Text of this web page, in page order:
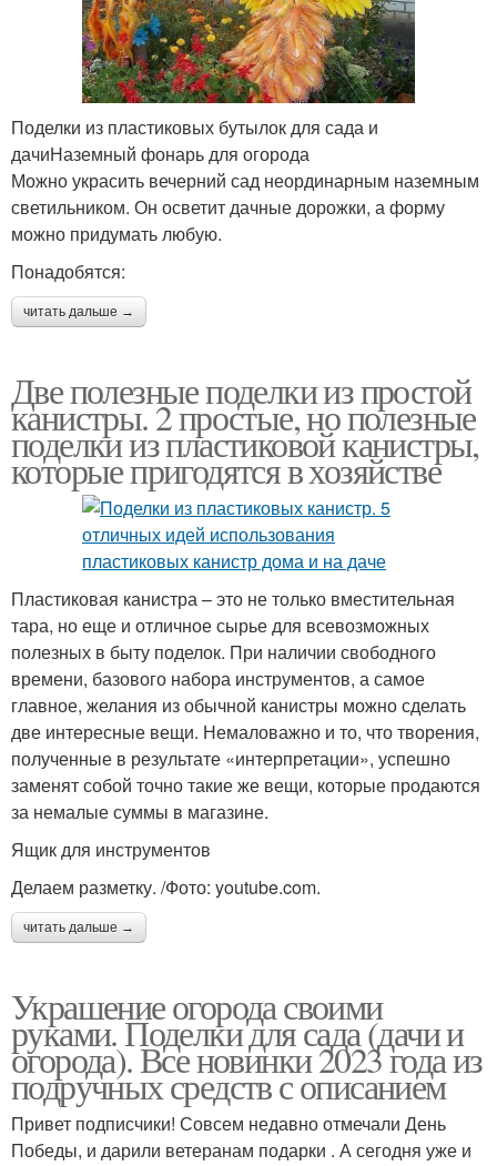
Поделки из пластиковых бутылок для сада и
дачиНаземный фонарь для огорода
Можно украсить вечерний сад неординарным наземным
светильником. Он осветит дачные дорожки, а форму
можно придумать любую.
Понадобятся:
читать дальше →
Две полезные поделки из простой
канистры. 2 простые, но полезные
поделки из пластиковой канистры,
которые пригодятся в хозяйстве
Пластиковая канистра – это не только вместительная
тара, но еще и отличное сырье для всевозможных
полезных в быту поделок. При наличии свободного
времени, базового набора инструментов, а самое
главное, желания из обычной канистры можно сделать
две интересные вещи. Немаловажно и то, что творения,
полученные в результате «интерпретации», успешно
заменят собой точно такие же вещи, которые продаются
за немалые суммы в магазине.
Ящик для инструментов
Делаем разметку. /Фото: youtube.com.
читать дальше →
Украшение огорода своими
руками. Поделки для сада (дачи и
огорода). Все новинки 2023 года из
подручных средств с описанием
Привет подписчики! Совсем недавно отмечали День
Победы, и дарили ветеранам подарки . А сегодня уже и